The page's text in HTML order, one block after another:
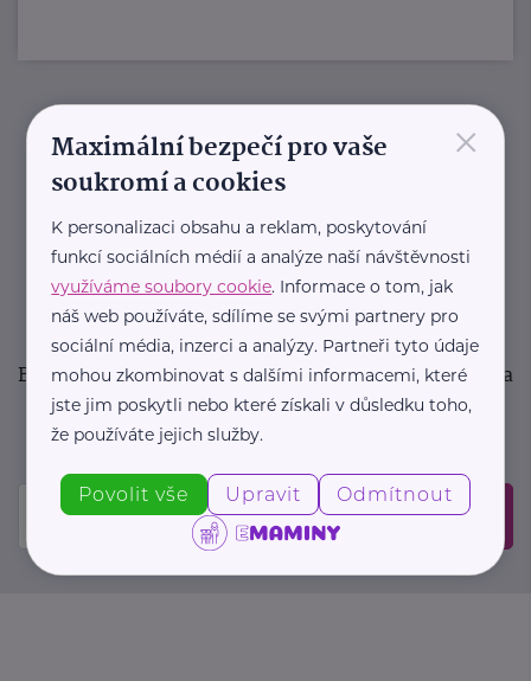
Newsletter
podpora pro rodiče i sdílení zkušeností. Takový je
Newsletter webu eMaminy.cz. Přihlaste se k jeho
odběru a čtěte o tématech, které vám pomohou
v náročném období nebo zpříjemní rodinný život.
Buďte první, kdo se dozví o nových článcích, akcích a
událostech. Prosíme, potvrďte odběr ve vaší e-
mailové schránce.
Odeslat
×
Maximální bezpečí pro vaše
soukromí a cookies
K personalizaci obsahu a reklam, poskytování
funkcí sociálních médií a analýze naší návštěvnosti
využíváme soubory cookie. Informace o tom, jak
náš web používáte, sdílíme se svými partnery pro
sociální média, inzerci a analýzy. Partneři tyto údaje
mohou zkombinovat s dalšími informacemi, které
jste jim poskytli nebo které získali v důsledku toho,
že používáte jejich služby.
Povolit vše Upravit Odmítnout